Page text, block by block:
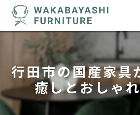
行田市の国産家具
癒しとおしゃ